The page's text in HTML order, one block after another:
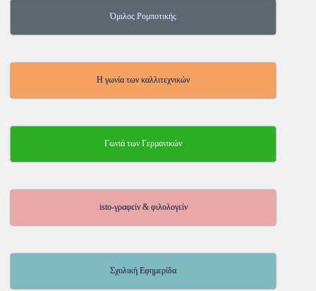
Όμιλος Ρομποτικής
Η γωνία των καλλιτεχνικών
Γωνιά των Γερμανικών
isto-γραφείν & φιλολογείν
Σχολική Εφημερίδα